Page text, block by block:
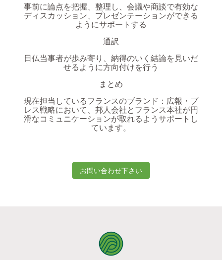
事前に論点を把握、整理し、会議や商談で有効な
ディスカッション、プレゼンテーションができる
ようにサポートする
通訳
日仏当事者が歩み寄り、納得のいく結論を見いだ
せるように方向付けを行う
まとめ
現在担当しているフランスのブランド：広報・プ
レス戦略において、邦人会社とフランス本社が円
滑なコミュニケーションが取れるようサポートし
ています。
お問い合わせ下さい